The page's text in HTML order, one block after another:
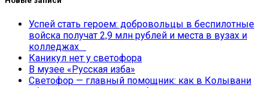
Успей стать героем: добровольцы в беспилотные
войска получат 2,9 млн рублей и места в вузах и
колледжах
Каникул нет у светофора
В музее «Русская изба»
Светофор — главный помощник: как в Колывани